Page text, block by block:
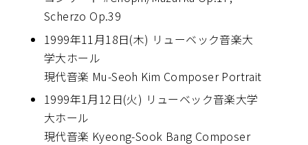
Scherzo Op.39
1999年11月18日(木) リューベック音楽大
学大ホール
現代音楽 Mu-Seoh Kim Composer Portrait
1999年1月12日(火) リューベック音楽大学
大ホール
現代音楽 Kyeong-Sook Bang Composer